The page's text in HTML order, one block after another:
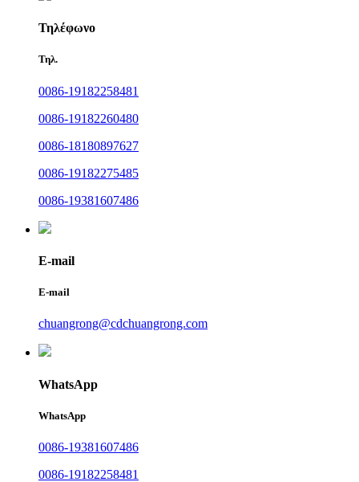
Τηλέφωνο
Τηλ.
0086-19182258481
0086-19182260480
0086-18180897627
0086-19182275485
0086-19381607486
E-mail
E-mail
chuangrong@cdchuangrong.com
WhatsApp
WhatsApp
0086-19381607486
0086-19182258481